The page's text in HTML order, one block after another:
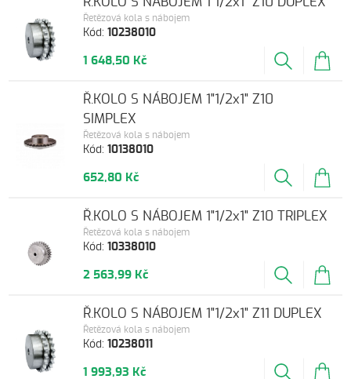
Kód:10238010
Řetězová kola s nábojem
1 648,50 Kč
Kód:10138010
Řetězová kola s nábojem
Ř.KOLO S NÁBOJEM 1"1/2x1" Z10
SIMPLEX
652,80 Kč
Kód:10338010
Řetězová kola s nábojem
Ř.KOLO S NÁBOJEM 1"1/2x1" Z10 TRIPLEX
2 563,99 Kč
Kód:10238011
Řetězová kola s nábojem
Ř.KOLO S NÁBOJEM 1"1/2x1" Z11 DUPLEX
1 993,93 Kč